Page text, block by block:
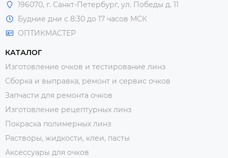
196070, г. Санкт-Петербург, ул. Победы д. 11
Будние дни с 8:30 до 17 часов МСК
ОПТИКМАСТЕР
КАТАЛОГ
Изготовление очков и тестирование линз
Сборка и выправка, ремонт и сервис очков
Запчасти для ремонта очков
Изготовление рецептурных линз
Покраска полимерных линз
Растворы, жидкости, клеи, пасты
Аксессуары для очков